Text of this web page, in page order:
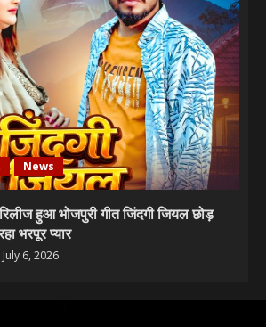
News
हुआ भोजपुरी गीत जिंदगी जियल छोड़
भरपूर प्यार
July 6, 2026